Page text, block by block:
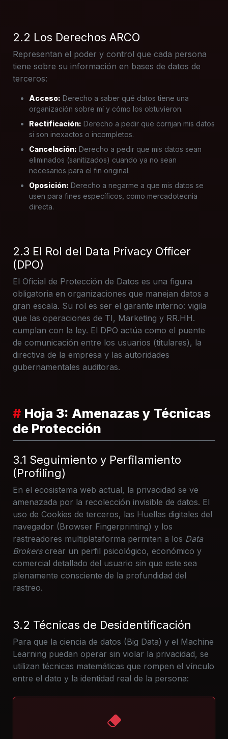
2.2 Los Derechos ARCO
Representan el poder y control que cada persona
tiene sobre su información en bases de datos de
terceros:
Acceso: Derecho a saber qué datos tiene una
organización sobre mí y cómo los obtuvieron.
Rectificación: Derecho a pedir que corrijan mis datos
si son inexactos o incompletos.
Cancelación: Derecho a pedir que mis datos sean
eliminados (sanitizados) cuando ya no sean
necesarios para el fin original.
Oposición: Derecho a negarme a que mis datos se
usen para fines específicos, como mercadotecnia
directa.
2.3 El Rol del Data Privacy Officer
(DPO)
El Oficial de Protección de Datos es una figura
obligatoria en organizaciones que manejan datos a
gran escala. Su rol es ser el garante interno: vigila
que las operaciones de TI, Marketing y RR.HH.
cumplan con la ley. El DPO actúa como el puente
de comunicación entre los usuarios (titulares), la
directiva de la empresa y las autoridades
gubernamentales auditoras.
# Hoja 3: Amenazas y Técnicas
de Protección
3.1 Seguimiento y Perfilamiento
(Profiling)
En el ecosistema web actual, la privacidad se ve
amenazada por la recolección invisible de datos. El
uso de Cookies de terceros, las Huellas digitales del
navegador (Browser Fingerprinting) y los
rastreadores multiplataforma permiten a los Data
Brokerscrear un perfil psicológico, económico y
comercial detallado del usuario sin que este sea
plenamente consciente de la profundidad del
rastreo.
3.2 Técnicas de Desidentificación
Para que la ciencia de datos (Big Data) y el Machine
Learning puedan operar sin violar la privacidad, se
utilizan técnicas matemáticas que rompen el vínculo
entre el dato y la identidad real de la persona: